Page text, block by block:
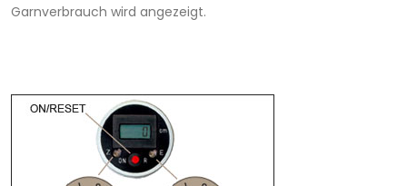
Garnverbrauch wird angezeigt.